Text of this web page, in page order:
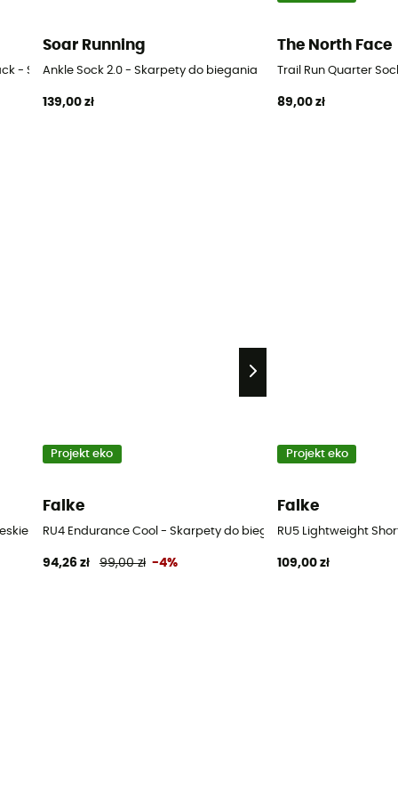
- Skarpety do biegania
Soar Running
Ankle Sock 2.0 - Skarpety do biegania
139,00 zł
The North Face
Trail Run Quarter
89,00 zł
Projekt eko
Falke
RU4 Endurance Cool - Skarpety do biegania meskie
94,26 zł 99,00 zł -4%
Projekt eko
Falke
RU5 Lightweight
109,00 zł